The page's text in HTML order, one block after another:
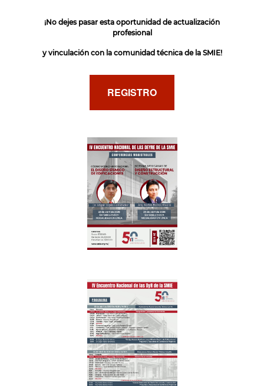
¡No dejes pasar esta oportunidad de actualización
profesional
y vinculación con la comunidad técnica de la SMIE!
REGISTRO